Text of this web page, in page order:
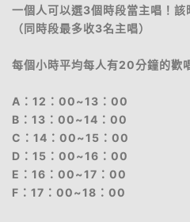
一個人可以選3個時段當主唱！該
（同時段最多收3名主唱）
每個小時平均每人有20分鐘的歡
A：12：00~13：00
B：13：00~14：00
C：14：00~15：00
D：15：00~16：00
E：16：00~17：00
F：17：00~18：00